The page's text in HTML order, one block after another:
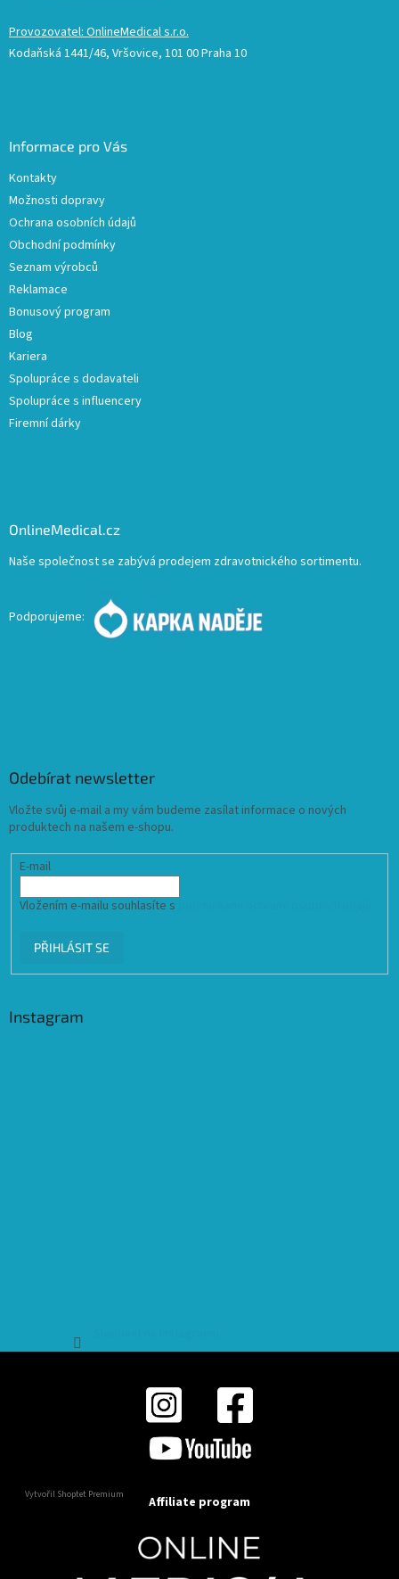
Provozovatel: OnlineMedical s.r.o.
Kodaňská 1441/46, Vršovice, 101 00 Praha 10
Informace pro Vás
Kontakty
Možnosti dopravy
Ochrana osobních údajů
Obchodní podmínky
Seznam výrobců
Reklamace
Bonusový program
Blog
Kariera
Spolupráce s dodavateli
Spolupráce s influencery
Firemní dárky
OnlineMedical.cz
Naše společnost se zabývá prodejem zdravotnického sortimentu.
Podporujeme:
Odebírat newsletter
Vložte svůj e-mail a my vám budeme zasílat informace o nových
produktech na našem e-shopu.
E-mail
Vložením e-mailu souhlasíte s
PŘIHLÁSIT SE
Instagram
Vytvořil Shoptet Premium Affiliate program